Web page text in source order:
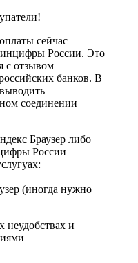
сейчас
России. Это
с отзывом
банков. В
соединении
Браузер либо
России
(иногда нужно
и